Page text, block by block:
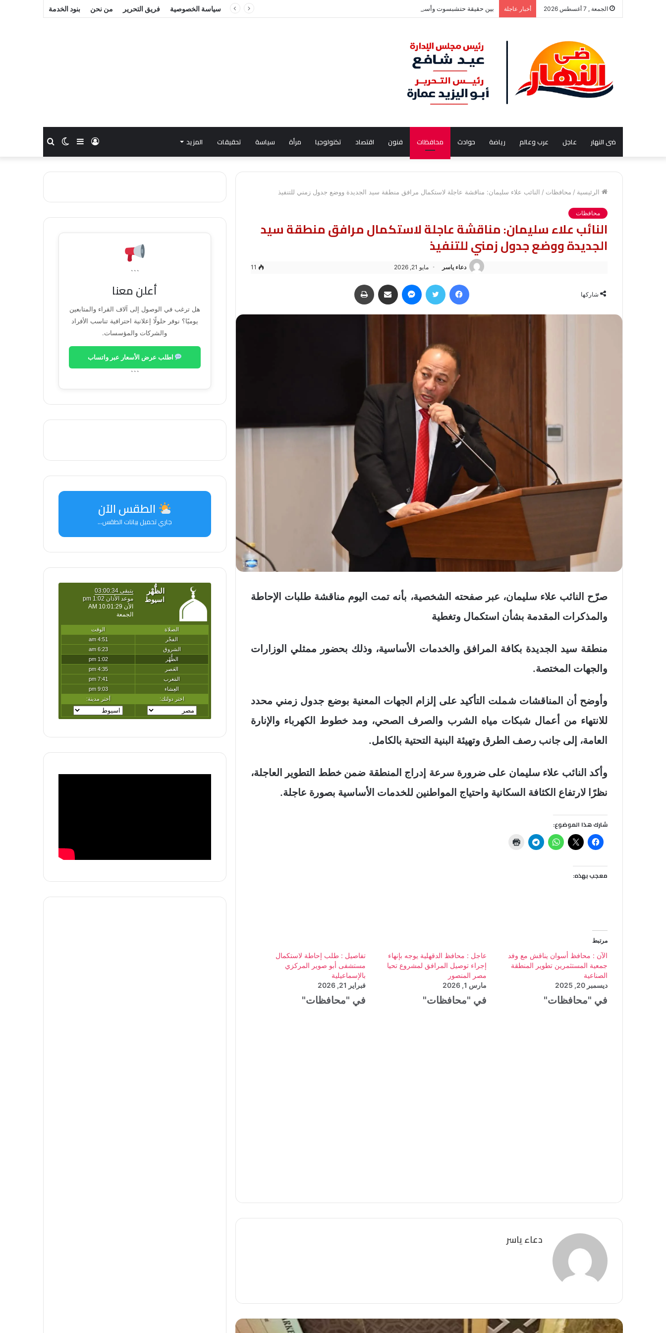
الجمعة , 7 أغسطس 2026 أخبار عاجلة بين حقيقة حتشبسوت وأسطورة بن شداد.. سر تسمية معبد “إسطبل عنتر” بالمنيا سياسة الخصوصية فريق التحرير من نحن بنود الخدمة
ضى النهار عاجل عرب وعالم رياضة حوادث محافظات فنون اقتصاد تكنولوجيا مرأة سياسة تحقيقات المزيد بحثالوضع
المظلم
إضافة
عمود
جانبي
تسجيل
الدخول
الرئيسية / محافظات / النائب علاء سليمان: مناقشة عاجلة لاستكمال مرافق منطقة سيد الجديدة ووضع جدول زمني للتنفيذ
محافظات
النائب علاء سليمان: مناقشة عاجلة لاستكمال مرافق منطقة سيد
الجديدة ووضع جدول زمني للتنفيذ
دعاء ياسر مايو 21, 2026 11
شاركها
فيسبوك تويتر ماسنجر مشاركة عبر البريد
صرّح النائب علاء سليمان، عبر صفحته الشخصية، بأنه تمت اليوم مناقشة طلبات الإحاطة
والمذكرات المقدمة بشأن استكمال وتغطية
منطقة سيد الجديدة بكافة المرافق والخدمات الأساسية، وذلك بحضور ممثلي الوزارات
والجهات المختصة.
وأوضح أن المناقشات شملت التأكيد على إلزام الجهات المعنية بوضع جدول زمني محدد
للانتهاء من أعمال شبكات مياه الشرب والصرف الصحي، ومد خطوط الكهرباء والإنارة
العامة، إلى جانب رصف الطرق وتهيئة البنية التحتية بالكامل.
وأكد النائب علاء سليمان على ضرورة سرعة إدراج المنطقة ضمن خطط التطوير العاجلة،
نظرًا لارتفاع الكثافة السكانية واحتياج المواطنين للخدمات الأساسية بصورة عاجلة.
شارك هذا الموضوع:
معجب بهذه:
مرتبط
الآن : محافظ أسوان يناقش مع وفد
جمعية المستثمرين تطوير المنطقة
الصناعية
ديسمبر 20, 2025
في "محافظات"
عاجل : محافظ الدقهلية يوجه بإنهاء
إجراء توصيل المرافق لمشروع تحيا
مصر المنصور
مارس 1, 2026
في "محافظات"
تفاصيل : طلب إحاطة لاستكمال
مستشفى أبو صوير المركزي
بالإسماعيلية
فبراير 21, 2026
في "محافظات"
دعاء ياسر
```
أعلن معنا
هل ترغب في الوصول إلى آلاف القراء والمتابعين
يوميًا؟ نوفر حلولًا إعلانية احترافية تناسب الأفراد
والشركات والمؤسسات.
اطلب عرض الأسعار عبر واتساب
```
الطقس الآن
جاري تحميل بيانات الطقس...